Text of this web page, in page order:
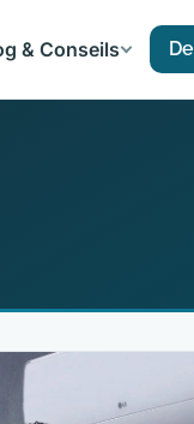
& Conseils